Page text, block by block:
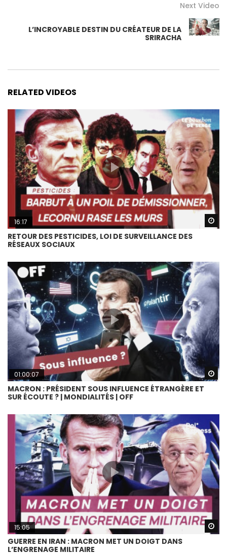
Next Video
L’INCROYABLE DESTIN DU CRÉATEUR DE LA
SRIRACHA
RELATED VIDEOS
16:17
RETOUR DES PESTICIDES, LOI DE SURVEILLANCE DES
RÉSEAUX SOCIAUX
01:00:07
MACRON : PRÉSIDENT SOUS INFLUENCE ÉTRANGÈRE ET
SUR ÉCOUTE ? | MONDIALITÉS | OFF
15:05
GUERRE EN IRAN : MACRON MET UN DOIGT DANS
L’ENGRENAGE MILITAIRE